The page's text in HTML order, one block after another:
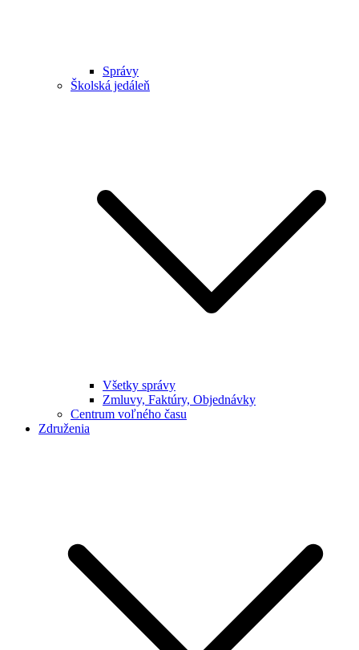
Správy
Školská jedáleň
Všetky správy
Zmluvy, Faktúry, Objednávky
Centrum voľného času
Združenia